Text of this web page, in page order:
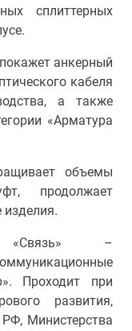
сплиттерных
анкерный
кабеля
а также
«Арматура
объемы
продолжает
изделия.
«Связь» –
Проходит при
развития,
Министерства